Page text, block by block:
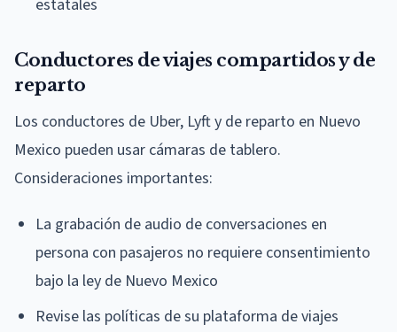
estatales
Conductores de viajes compartidos y de
reparto
Los conductores de Uber, Lyft y de reparto en Nuevo
Mexico pueden usar cámaras de tablero.
Consideraciones importantes:
La grabación de audio de conversaciones en
persona con pasajeros no requiere consentimiento
bajo la ley de Nuevo Mexico
Revise las políticas de su plataforma de viajes